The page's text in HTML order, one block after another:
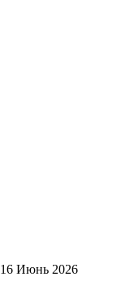
16 Июнь 2026